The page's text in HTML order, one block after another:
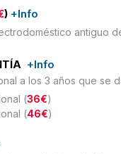
) +Info
antiguo
+Info
a los 3 años que se
(36€)
(46€)